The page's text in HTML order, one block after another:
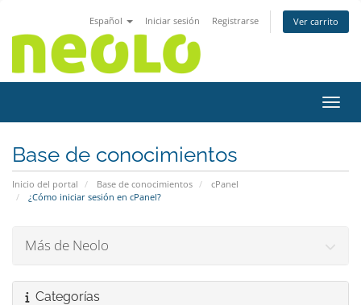
Español Iniciar sesión Registrarse Ver carrito
Base de conocimientos
Inicio del portal Base de conocimientos
cPanel
¿Cómo iniciar sesión en cPanel?
Más de Neolo
Categorías